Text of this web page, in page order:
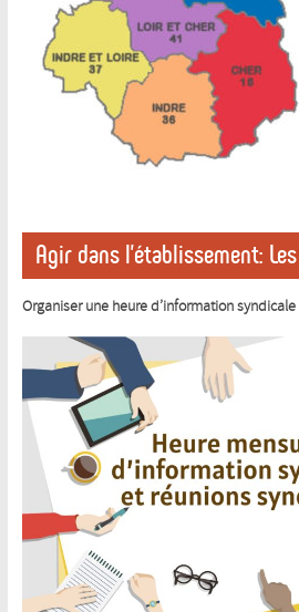
Agir dans l’établissement:
Organiser une heure d’information syndicale